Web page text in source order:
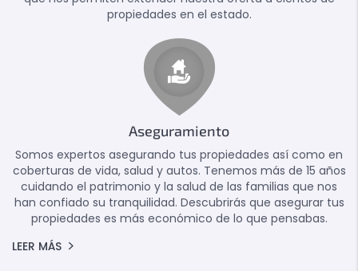
propiedades en el estado.
Aseguramiento
Somos expertos asegurando tus propiedades así como en
coberturas de vida, salud y autos. Tenemos más de 15 años
cuidando el patrimonio y la salud de las familias que nos
han confiado su tranquilidad. Descubrirás que asegurar tus
propiedades es más económico de lo que pensabas.
LEER MÁS